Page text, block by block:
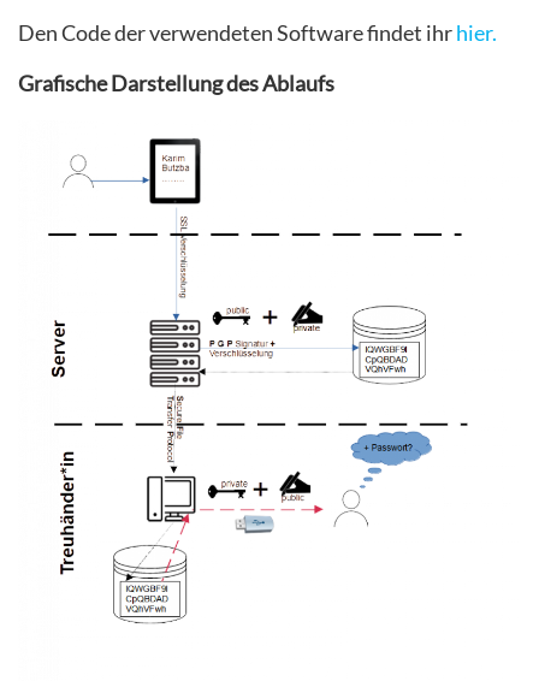
Den Code der verwendeten Software findet ihrhier.
Grafische Darstellung des Ablaufs